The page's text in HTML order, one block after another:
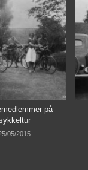
på
05/2015